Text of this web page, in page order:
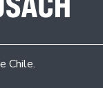
Chile.